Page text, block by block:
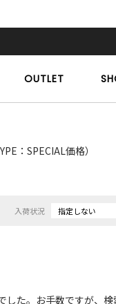
OUTLET
：SPECIAL価格）
入荷状況 指定しない
た。お手数ですが、検